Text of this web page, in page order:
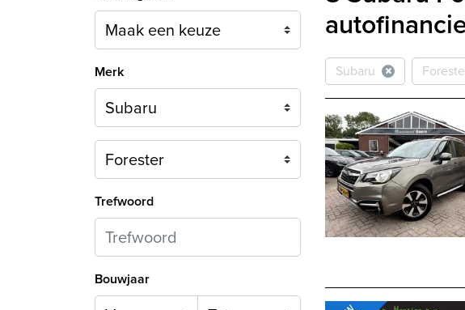
Merk
Model
Trefwoord
Bouwjaar
Subaru